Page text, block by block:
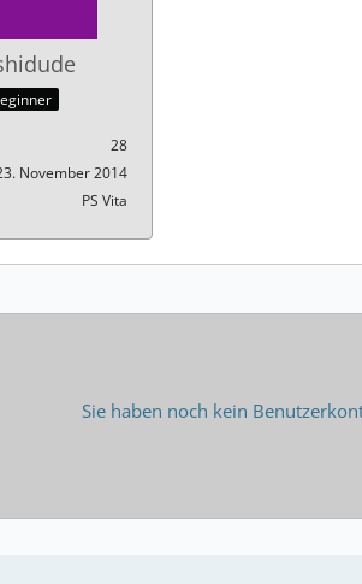
28
November 2014
PS Vita
Sie haben noch kein